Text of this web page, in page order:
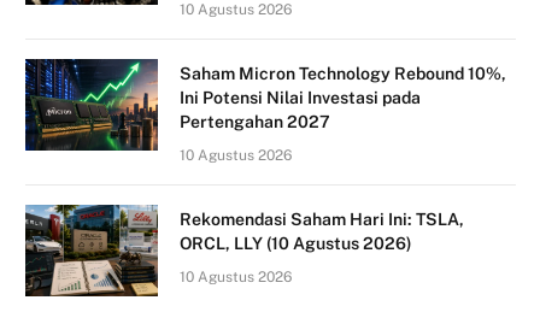
10 Agustus 2026
Saham Micron Technology Rebound 10%,
Ini Potensi Nilai Investasi pada
Pertengahan 2027
10 Agustus 2026
Rekomendasi Saham Hari Ini: TSLA,
ORCL, LLY (10 Agustus 2026)
10 Agustus 2026